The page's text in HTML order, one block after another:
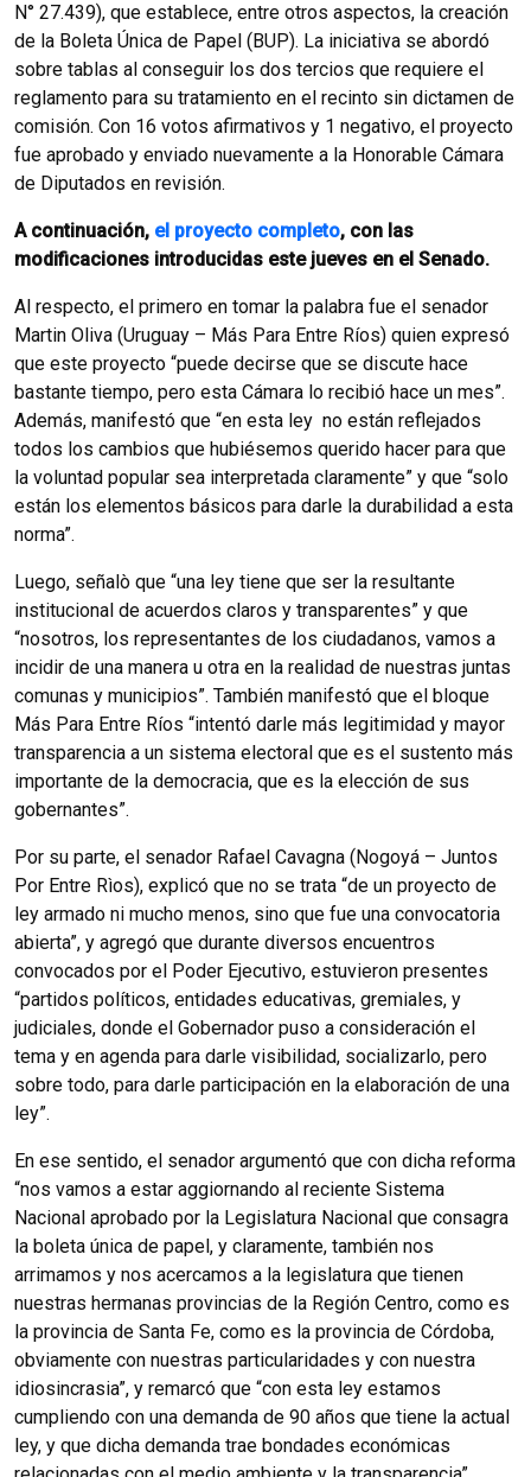
N° 27.439), que establece, entre otros aspectos, la creación
de la Boleta Única de Papel (BUP). La iniciativa se abordó
sobre tablas al conseguir los dos tercios que requiere el
reglamento para su tratamiento en el recinto sin dictamen de
comisión. Con 16 votos afirmativos y 1 negativo, el proyecto
fue aprobado y enviado nuevamente a la Honorable Cámara
de Diputados en revisión.
A continuación, el proyecto completo, con las
modificaciones introducidas este jueves en el Senado.
Al respecto, el primero en tomar la palabra fue el senador
Martin Oliva (Uruguay – Más Para Entre Ríos) quien expresó
que este proyecto “puede decirse que se discute hace
bastante tiempo, pero esta Cámara lo recibió hace un mes”.
Además, manifestó que “en esta ley no están reflejados
todos los cambios que hubiésemos querido hacer para que
la voluntad popular sea interpretada claramente” y que “solo
están los elementos básicos para darle la durabilidad a esta
norma”.
Luego, señalò que “una ley tiene que ser la resultante
institucional de acuerdos claros y transparentes” y que
“nosotros, los representantes de los ciudadanos, vamos a
incidir de una manera u otra en la realidad de nuestras juntas
comunas y municipios”. También manifestó que el bloque
Más Para Entre Ríos “intentó darle más legitimidad y mayor
transparencia a un sistema electoral que es el sustento más
importante de la democracia, que es la elección de sus
gobernantes”.
Por su parte, el senador Rafael Cavagna (Nogoyá – Juntos
Por Entre Rìos), explicó que no se trata “de un proyecto de
ley armado ni mucho menos, sino que fue una convocatoria
abierta”, y agregó que durante diversos encuentros
convocados por el Poder Ejecutivo, estuvieron presentes
“partidos políticos, entidades educativas, gremiales, y
judiciales, donde el Gobernador puso a consideración el
tema y en agenda para darle visibilidad, socializarlo, pero
sobre todo, para darle participación en la elaboración de una
ley”.
En ese sentido, el senador argumentó que con dicha reforma
“nos vamos a estar aggiornando al reciente Sistema
Nacional aprobado por la Legislatura Nacional que consagra
la boleta única de papel, y claramente, también nos
arrimamos y nos acercamos a la legislatura que tienen
nuestras hermanas provincias de la Región Centro, como es
la provincia de Santa Fe, como es la provincia de Córdoba,
obviamente con nuestras particularidades y con nuestra
idiosincrasia”, y remarcó que “con esta ley estamos
cumpliendo con una demanda de 90 años que tiene la actual
ley, y que dicha demanda trae bondades económicas